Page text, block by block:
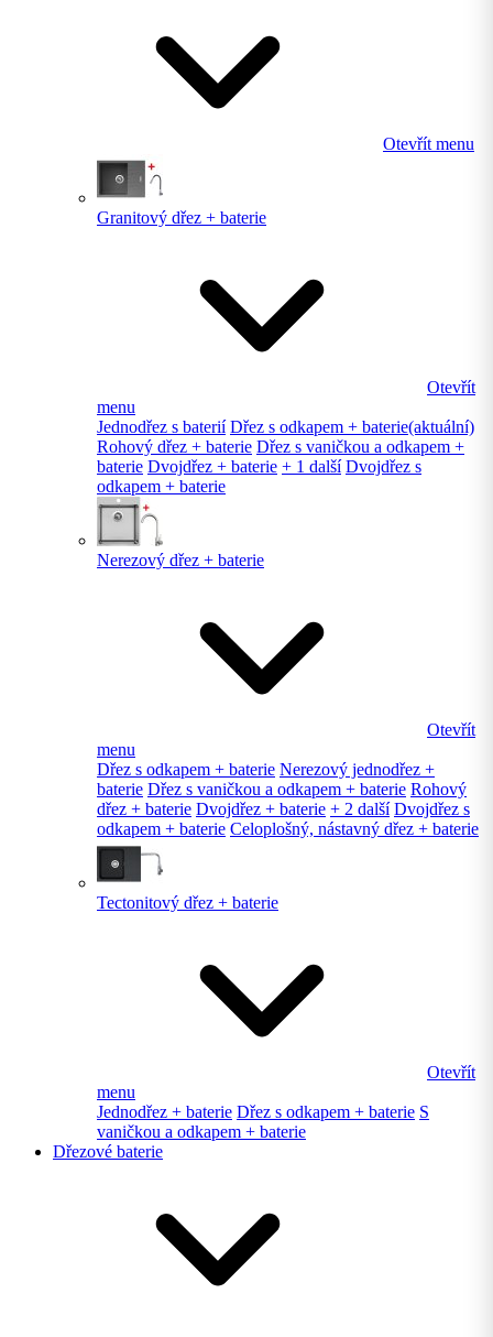
Otevřít menu
Granitový dřez + baterie
Otevřít
menu
Jednodřez s baterií Dřez s odkapem + baterie(aktuální)
Rohový dřez + baterie Dřez s vaničkou a odkapem +
baterie Dvojdřez + baterie + 1 další Dvojdřez s
odkapem + baterie
Nerezový dřez + baterie
Otevřít
menu
Dřez s odkapem + baterie Nerezový jednodřez +
baterie Dřez s vaničkou a odkapem + baterie Rohový
dřez + baterie Dvojdřez + baterie + 2 další Dvojdřez s
odkapem + baterie Celoplošný, nástavný dřez + baterie
Tectonitový dřez + baterie
Otevřít
menu
Jednodřez + baterie Dřez s odkapem + baterie S
vaničkou a odkapem + baterie
Dřezové baterie